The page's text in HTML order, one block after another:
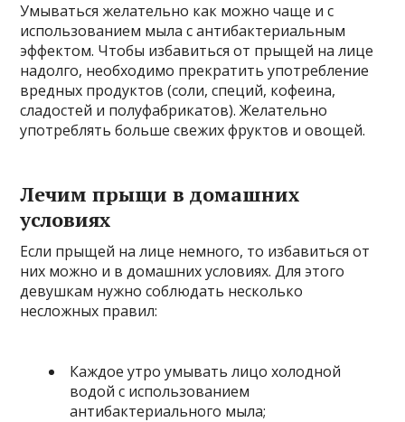
Умываться желательно как можно чаще и с
использованием мыла с антибактериальным
эффектом. Чтобы избавиться от прыщей на лице
надолго, необходимо прекратить употребление
вредных продуктов (соли, специй, кофеина,
сладостей и полуфабрикатов). Желательно
употреблять больше свежих фруктов и овощей.
Лечим прыщи в домашних
условиях
Если прыщей на лице немного, то избавиться от
них можно и в домашних условиях. Для этого
девушкам нужно соблюдать несколько
несложных правил:
Каждое утро умывать лицо холодной
водой с использованием
антибактериального мыла;